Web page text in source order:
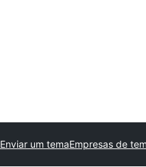
Enviar um temaEmpresas de